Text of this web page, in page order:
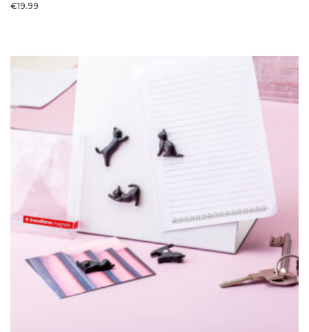
€19.99